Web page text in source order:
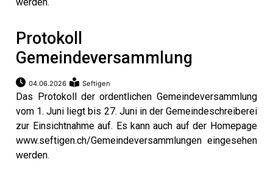
Protokoll
Gemeindeversammlung
04.06.2026 Seftigen
Das Protokoll der ordentlichen Gemeindeversammlung
vom 1. Juni liegt bis 27. Juni in der Gemeindeschreiberei
zur Einsichtnahme auf. Es kann auch auf der Homepage
www.seftigen.ch/Gemeindeversammlungen eingesehen
werden.